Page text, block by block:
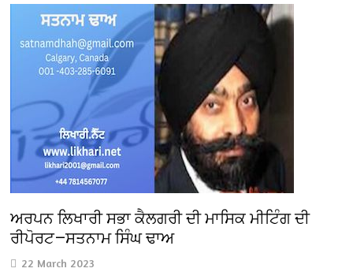
ਅਰਪਨ ਲਿਖਾਰੀ ਸਭਾ ਕੈਲਗਰੀ ਦੀ ਮਾਸਿਕ ਮੀਟਿੰਗ ਦੀ
ਰੀਪੋਰਟ—ਸਤਨਾਮ ਸਿੰਘ ਢਾਅ
22 March 2023